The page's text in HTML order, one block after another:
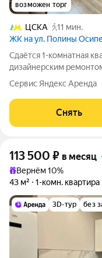
возможен торг
ЦСКА
11 мин.
ЖК на ул. Полины
Сдаётся 1-комнатная
дизайнерским
от 11 месяцев. Из техники есть: Духовой
машина Холодильник Посудомоечная машина Кондиционер
Бойлер Дом -
Сервис Яндекс Аренда
Снять
113 500 ₽ в месяц
Вернём 10%
43 м²
1-комн. квартира
3D-тур без